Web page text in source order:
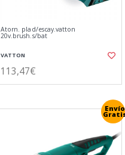
Atorn. plad/escay.vatton
20v.brush.s/bat
VATTON
113,47€
Envío